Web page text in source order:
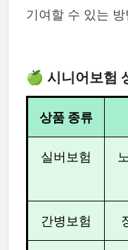
기여할 수 있는
🍏 시니어보험
상품 종류
실버보험
간병보험